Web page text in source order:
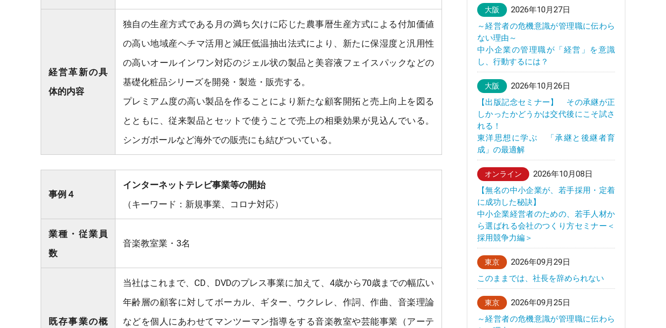
経営革新の具
体的内容
独自の生産方式である月の満ち欠けに応じた農事暦生産方式による付加価値
の高い地域産ヘチマ活用と減圧低温抽出法式により、新たに保湿度と汎用性
の高いオールインワン対応のジェル状の製品と美容液フェイスパックなどの
基礎化粧品シリーズを開発・製造・販売する。
プレミアム度の高い製品を作ることにより新たな顧客開拓と売上向上を図る
とともに、従来製品とセットで使うことで売上の相乗効果が見込んでいる。
シンガポールなど海外での販売にも結びついている。
事例４
インターネットテレビ事業等の開始
（キーワード：新規事業、コロナ対応）
業種・従業員
数
音楽教室業・3名
既存事業の概
当社はこれまで、CD、DVDのプレス事業に加えて、4歳から70歳までの幅広い
年齢層の顧客に対してボーカル、ギター、ウクレレ、作詞、作曲、音楽理論
などを個人にあわせてマンツーマン指導をする音楽教室や芸能事業（アーテ
大阪
2026年10月27日
～経営者の危機意識が管理職に伝わら
ない理由～
中小企業の管理職が「経営」を意識
し、行動するには？
大阪
2026年10月26日
【出版記念セミナー】 その承継が正
しかったかどうかは交代後にこそ試さ
れる！
東洋思想に学ぶ 「承継と後継者育
成」の最適解
オンライン
2026年10月08日
【無名の中小企業が、若手採用・定着
に成功した秘訣】
中小企業経営者のための、若手人材か
ら選ばれる会社のつくり方セミナー＜
採用競争力編＞
東京
2026年09月29日
このままでは、社長を辞められない
東京
2026年09月25日
～経営者の危機意識が管理職に伝わら